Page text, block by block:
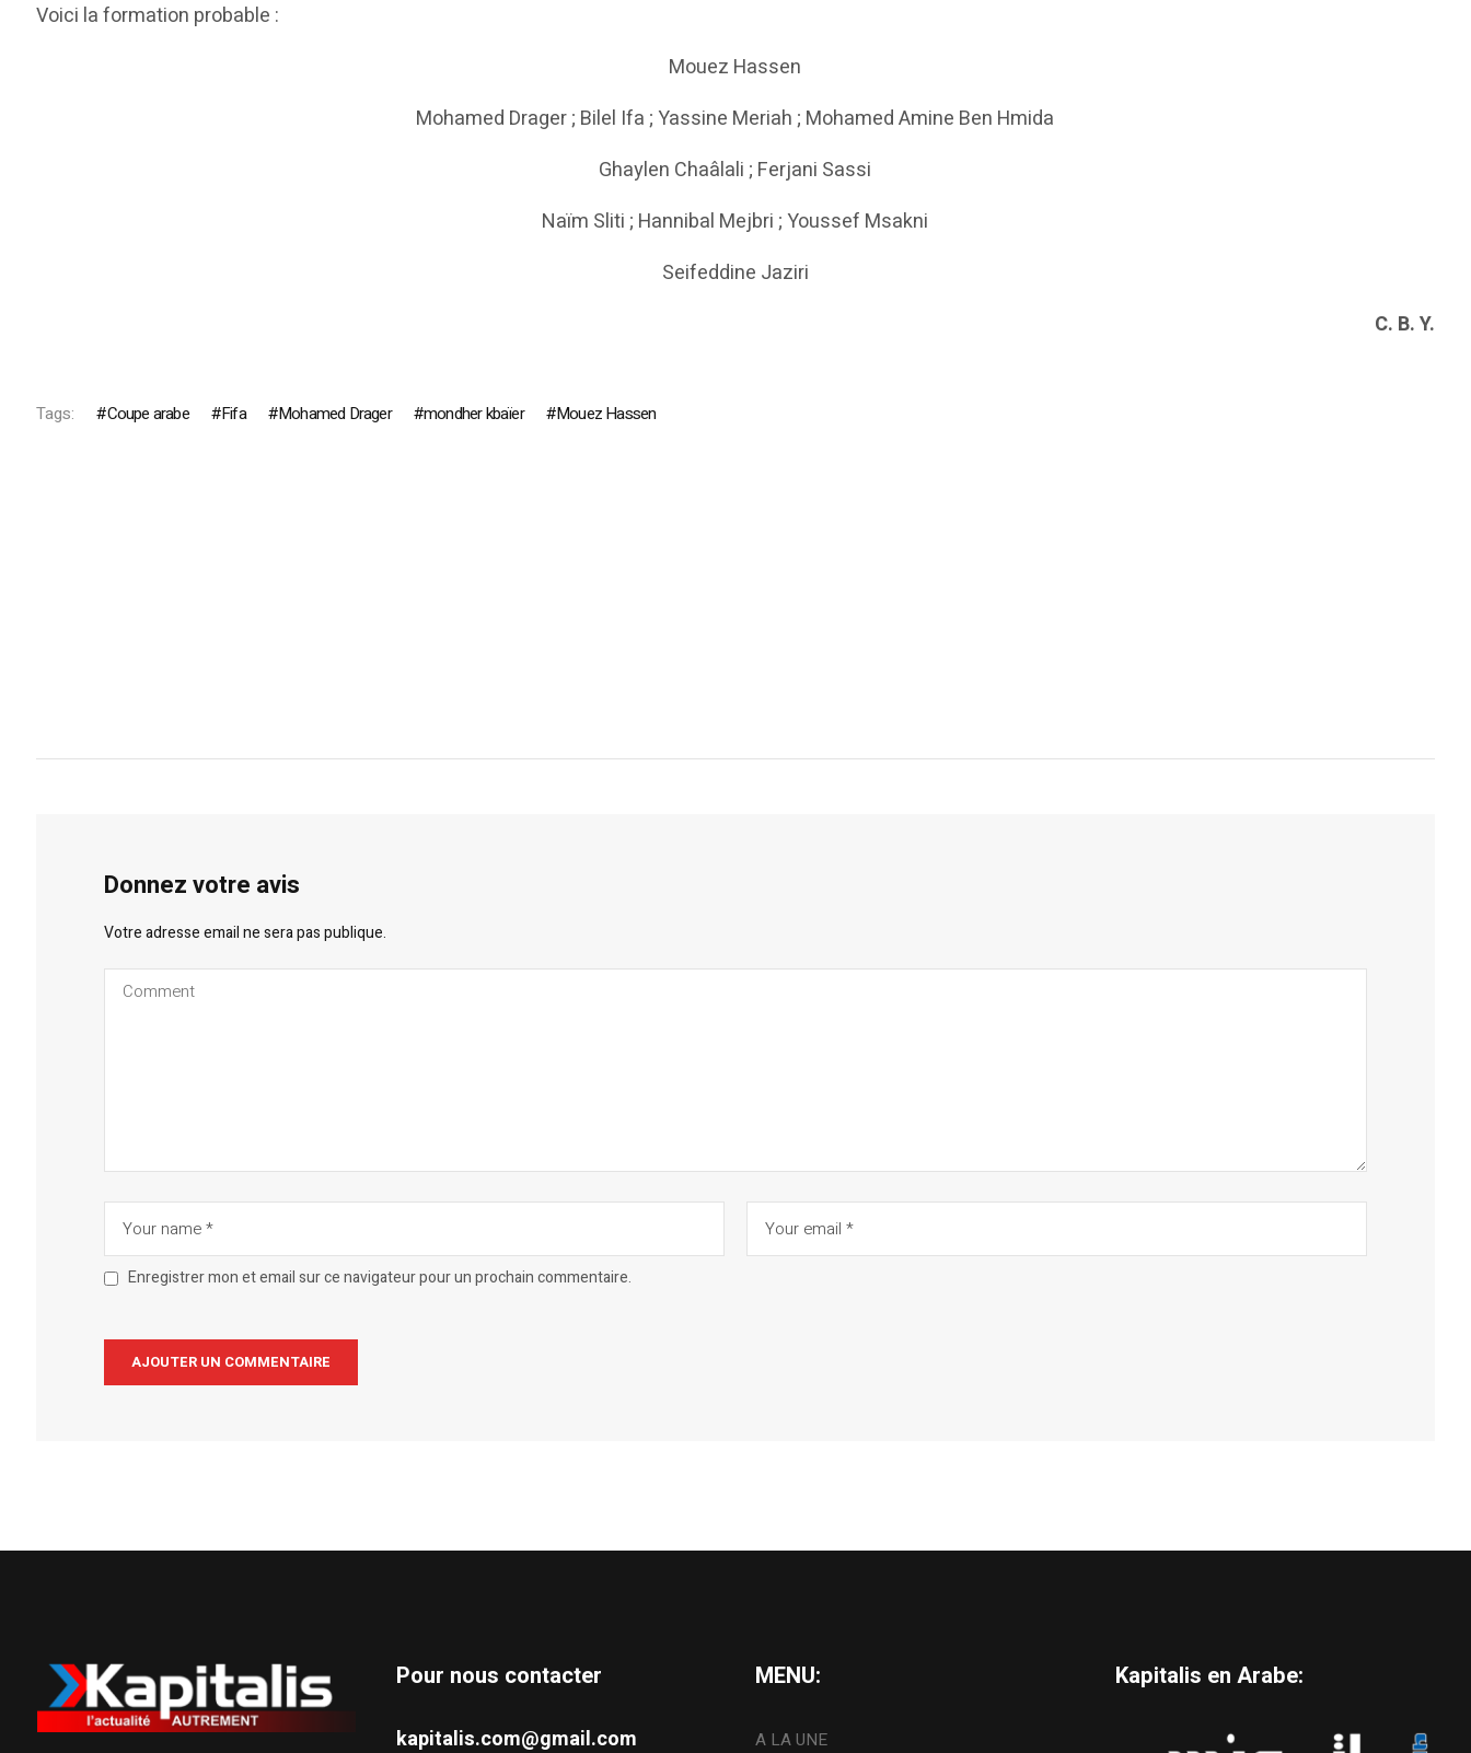
Voici la formation probable :
Mouez Hassen
Mohamed Drager ; Bilel Ifa ; Yassine Meriah ; Mohamed Amine Ben Hmida
Ghaylen Chaâlali ; Ferjani Sassi
Naïm Sliti ; Hannibal Mejbri ; Youssef Msakni
Seifeddine Jaziri
C. B. Y.
Tags: Coupe arabe Fifa Mohamed Drager mondher kbaïer Mouez Hassen
Donnez votre avis
Votre adresse email ne sera pas publique.
Enregistrer mon et email sur ce navigateur pour un prochain commentaire.
Pour nous contacter
kapitalis.com@gmail.com
MENU:
A LA UNE
Kapitalis en Arabe: